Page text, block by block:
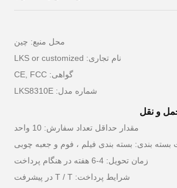
محل منبع: چین
نام تجاری: LKS or customized
گواهی: CE, FCC
شماره مدل: LKS8310E
و نقل
مقدار حداقل تعداد سفارش: 10 واحد
بسته بندی: بسته بندی فیلم ، فوم و جعبه چوبی
زمان تحویل: 4-6 هفته در هنگام پرداخت
شرایط پرداخت: T / T در پیشرفت